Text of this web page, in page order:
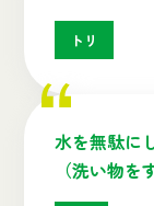
トリ
水を無駄に
（洗い物を